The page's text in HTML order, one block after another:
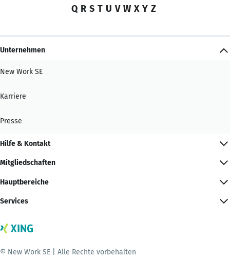
Q R S T U V W X Y Z
Unternehmen
New Work SE
Karriere
Presse
Hilfe & Kontakt
Mitgliedschaften
Hauptbereiche
Services
© New Work SE | Alle Rechte vorbehalten